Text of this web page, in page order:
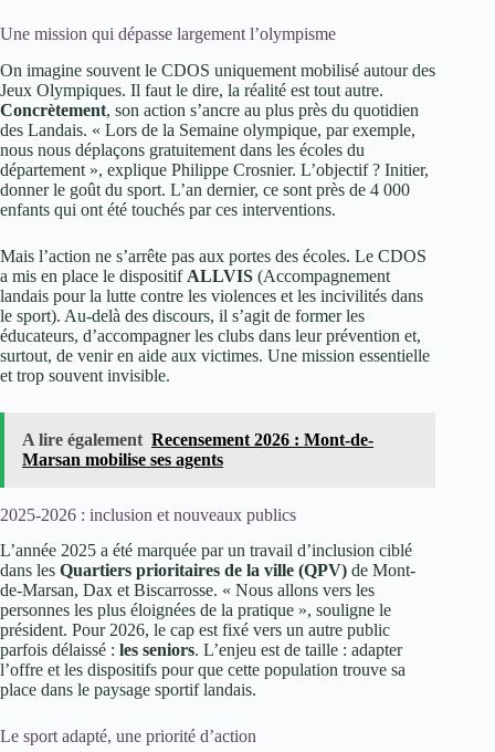
Une mission qui dépasse largement l’olympisme
On imagine souvent le CDOS uniquement mobilisé autour des
Jeux Olympiques. Il faut le dire, la réalité est tout autre.
Concrètement, son action s’ancre au plus près du quotidien
des Landais. « Lors de la Semaine olympique, par exemple,
nous nous déplaçons gratuitement dans les écoles du
département », explique Philippe Crosnier. L’objectif ? Initier,
donner le goût du sport. L’an dernier, ce sont près de 4 000
enfants qui ont été touchés par ces interventions.
Mais l’action ne s’arrête pas aux portes des écoles. Le CDOS
a mis en place le dispositif ALLVIS (Accompagnement
landais pour la lutte contre les violences et les incivilités dans
le sport). Au-delà des discours, il s’agit de former les
éducateurs, d’accompagner les clubs dans leur prévention et,
surtout, de venir en aide aux victimes. Une mission essentielle
et trop souvent invisible.
A lire également Recensement 2026 : Mont-de-
Marsan mobilise ses agents
2025-2026 : inclusion et nouveaux publics
L’année 2025 a été marquée par un travail d’inclusion ciblé
dans les Quartiers prioritaires de la ville (QPV) de Mont-
de-Marsan, Dax et Biscarrosse. « Nous allons vers les
personnes les plus éloignées de la pratique », souligne le
président. Pour 2026, le cap est fixé vers un autre public
parfois délaissé : les seniors. L’enjeu est de taille : adapter
l’offre et les dispositifs pour que cette population trouve sa
place dans le paysage sportif landais.
Le sport adapté, une priorité d’action